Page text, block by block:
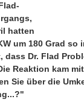
hatten
um 180 Grad so
dass Dr. Flad
Reaktion kam
Sie über die